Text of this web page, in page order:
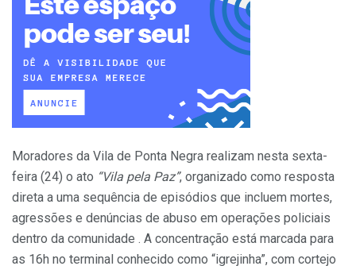
Moradores da Vila de Ponta Negra realizam nesta sexta-
feira (24) o ato “Vila pela Paz”, organizado como resposta
direta a uma sequência de episódios que incluem mortes,
agressões e denúncias de abuso em operações policiais
dentro da comunidade . A concentração está marcada para
as 16h no terminal conhecido como “igrejinha”, com cortejo